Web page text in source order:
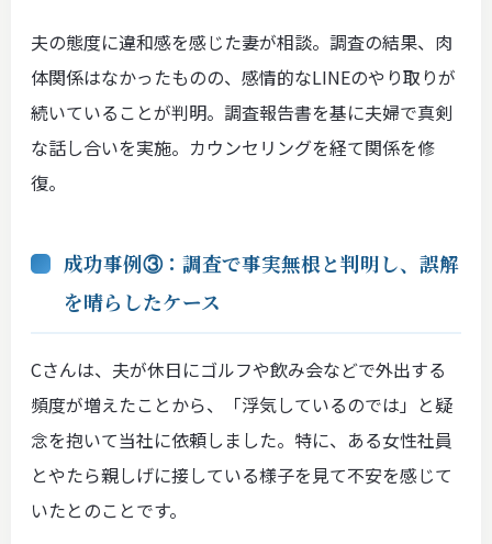
夫の態度に違和感を感じた妻が相談。調査の結果、肉
体関係はなかったものの、感情的なLINEのやり取りが
続いていることが判明。調査報告書を基に夫婦で真剣
な話し合いを実施。カウンセリングを経て関係を修
復。
成功事例③：調査で事実無根と判明し、誤解
を晴らしたケース
Cさんは、夫が休日にゴルフや飲み会などで外出する
頻度が増えたことから、「浮気しているのでは」と疑
念を抱いて当社に依頼しました。特に、ある女性社員
とやたら親しげに接している様子を見て不安を感じて
いたとのことです。